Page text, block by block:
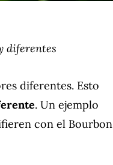
diferentes
diferentes. Esto
. Un ejemplo
con el Bourbon